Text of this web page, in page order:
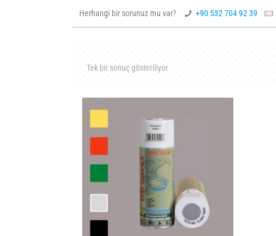
Herhangi bir sorunuz mu var? +90 532 704 92 39
Tek bir sonuç gösteriliyor